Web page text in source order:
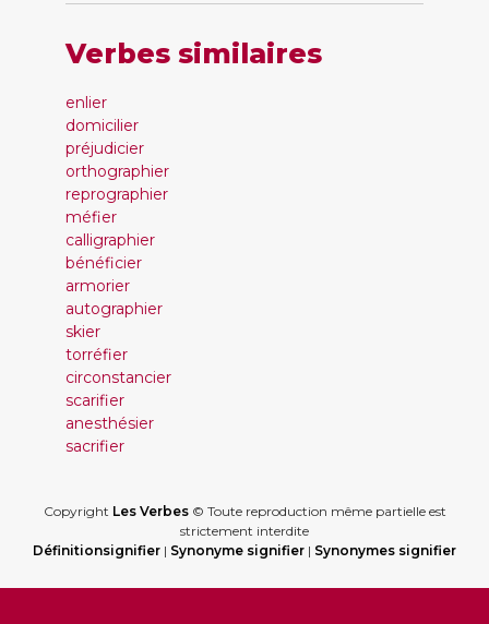
Verbes similaires
enlier
domicilier
préjudicier
orthographier
reprographier
méfier
calligraphier
bénéficier
armorier
autographier
skier
torréfier
circonstancier
scarifier
anesthésier
sacrifier
Copyright Les Verbes© Toute reproduction même partielle est
strictement interdite
Définitionsignifier | Synonyme signifier | Synonymes signifier